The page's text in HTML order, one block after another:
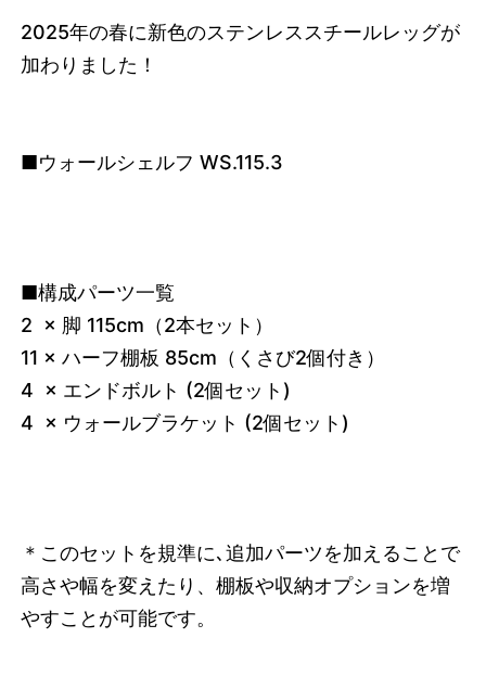
2025年の春に新色のステンレススチールレッグが
加わりました！
■ウォールシェルフ WS.115.3
■構成パーツ一覧
2 × 脚 115cm（2本セット）
11 × ハーフ棚板 85cm（くさび2個付き）
4 × エンドボルト (2個セット)
4 × ウォールブラケット (2個セット)
＊このセットを規準に､追加パーツを加えることで
高さや幅を変えたり、棚板や収納オプションを増
やすことが可能です。